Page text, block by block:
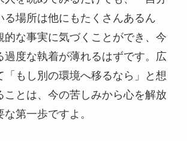
る場所は他にもたくさんあるん
的な事実に気づくことができ、今
過度な執着が薄れるはずです。広
「もし別の環境へ移るなら」と想
ことは、今の苦しみから心を解放
第一歩ですよ。